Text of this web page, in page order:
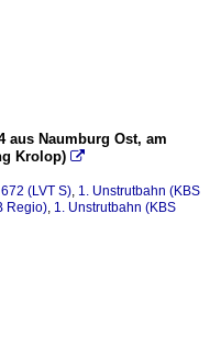
aus Naumburg Ost, am
Krolop) 
(LVT S), 1. Unstrutbahn (KBS
Regio), 1. Unstrutbahn (KBS